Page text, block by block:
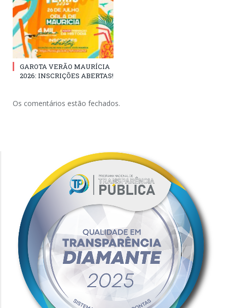
GAROTA VERÃO MAURÍCIA
2026: INSCRIÇÕES ABERTAS!
Os comentários estão fechados.